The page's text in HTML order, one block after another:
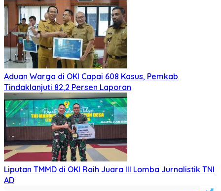
Aduan Warga di OKI Capai 608 Kasus, Pemkab
Tindaklanjuti 82,2 Persen Laporan
Liputan TMMD di OKI Raih Juara III Lomba Jurnalistik TNI
AD